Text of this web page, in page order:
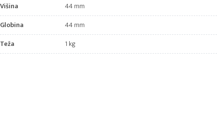
Višina
44 mm
Globina
44 mm
Teža
1 kg